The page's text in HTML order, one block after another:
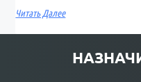
Читать Далее